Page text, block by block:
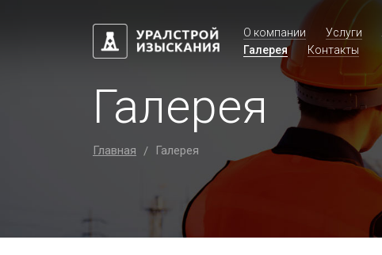
О компании Услуги
Галерея
Контакты
Галерея
Главная / Галерея